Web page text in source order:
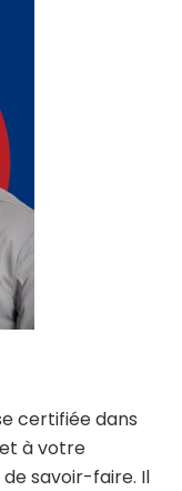
certifiée dans
à votre
savoir-faire. Il